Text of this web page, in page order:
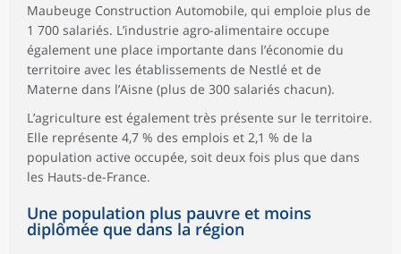
Maubeuge Construction Automobile, qui emploie plus de
1 700 salariés. L’industrie agro-alimentaire occupe
également une place importante dans l’économie du
territoire avec les établissements de Nestlé et de
Materne dans l’Aisne (plus de 300 salariés chacun).
L’agriculture est également très présente sur le territoire.
Elle représente 4,7 % des emplois et 2,1 % de la
population active occupée, soit deux fois plus que dans
les Hauts-de-France.
Une population plus pauvre et moins
diplômée que dans la région